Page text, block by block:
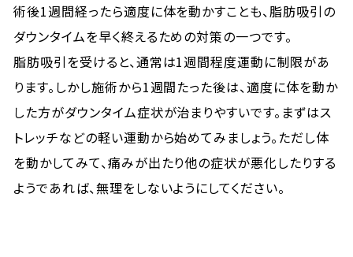
術後1週間経ったら適度に体を動かすことも、脂肪吸引の
ダウンタイムを早く終えるための対策の一つです。
脂肪吸引を受けると、通常は1週間程度運動に制限があ
ります。しかし施術から1週間たった後は、適度に体を動か
した方がダウンタイム症状が治まりやすいです。まずはス
トレッチなどの軽い運動から始めてみましょう。ただし体
を動かしてみて、痛みが出たり他の症状が悪化したりする
ようであれば、無理をしないようにしてください。